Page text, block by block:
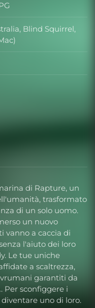
di Rapture, un
trasformato
di un solo uomo.
un nuovo
vanno a caccia di
l'aiuto dei loro
Le tue uniche
a scaltrezza,
garantiti da
Per sconfiggere i
uno di loro.
Blind Squirrel,